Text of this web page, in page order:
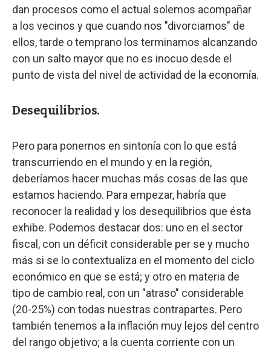
dan procesos como el actual solemos acompañar
a los vecinos y que cuando nos "divorciamos" de
ellos, tarde o temprano los terminamos alcanzando
con un salto mayor que no es inocuo desde el
punto de vista del nivel de actividad de la economía.
Desequilibrios.
Pero para ponernos en sintonía con lo que está
transcurriendo en el mundo y en la región,
deberíamos hacer muchas más cosas de las que
estamos haciendo. Para empezar, habría que
reconocer la realidad y los desequilibrios que ésta
exhibe. Podemos destacar dos: uno en el sector
fiscal, con un déficit considerable per se y mucho
más si se lo contextualiza en el momento del ciclo
económico en que se está; y otro en materia de
tipo de cambio real, con un "atraso" considerable
(20-25%) con todas nuestras contrapartes. Pero
también tenemos a la inflación muy lejos del centro
del rango objetivo; a la cuenta corriente con un